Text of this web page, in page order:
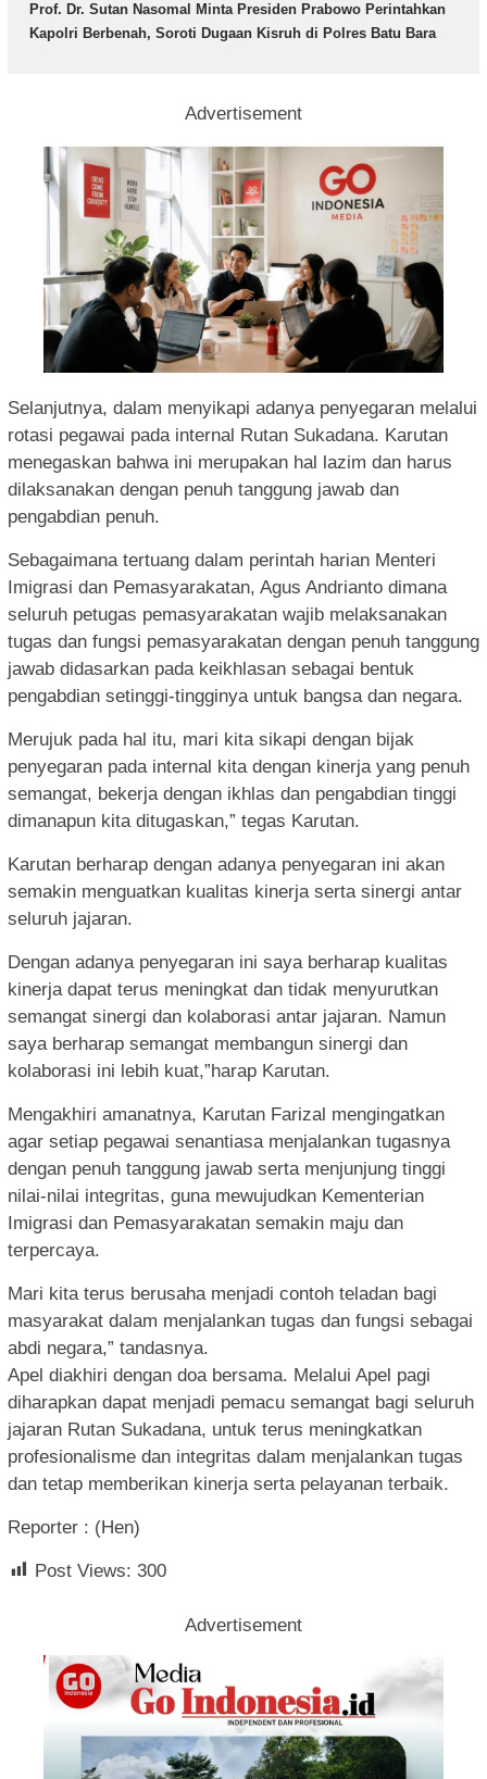
Prof. Dr. Sutan Nasomal Minta Presiden Prabowo Perintahkan
Kapolri Berbenah, Soroti Dugaan Kisruh di Polres Batu Bara
Advertisement
Selanjutnya, dalam menyikapi adanya penyegaran melalui
rotasi pegawai pada internal Rutan Sukadana. Karutan
menegaskan bahwa ini merupakan hal lazim dan harus
dilaksanakan dengan penuh tanggung jawab dan
pengabdian penuh.
Sebagaimana tertuang dalam perintah harian Menteri
Imigrasi dan Pemasyarakatan, Agus Andrianto dimana
seluruh petugas pemasyarakatan wajib melaksanakan
tugas dan fungsi pemasyarakatan dengan penuh tanggung
jawab didasarkan pada keikhlasan sebagai bentuk
pengabdian setinggi-tingginya untuk bangsa dan negara.
Merujuk pada hal itu, mari kita sikapi dengan bijak
penyegaran pada internal kita dengan kinerja yang penuh
semangat, bekerja dengan ikhlas dan pengabdian tinggi
dimanapun kita ditugaskan,” tegas Karutan.
Karutan berharap dengan adanya penyegaran ini akan
semakin menguatkan kualitas kinerja serta sinergi antar
seluruh jajaran.
Dengan adanya penyegaran ini saya berharap kualitas
kinerja dapat terus meningkat dan tidak menyurutkan
semangat sinergi dan kolaborasi antar jajaran. Namun
saya berharap semangat membangun sinergi dan
kolaborasi ini lebih kuat,”harap Karutan.
Mengakhiri amanatnya, Karutan Farizal mengingatkan
agar setiap pegawai senantiasa menjalankan tugasnya
dengan penuh tanggung jawab serta menjunjung tinggi
nilai-nilai integritas, guna mewujudkan Kementerian
Imigrasi dan Pemasyarakatan semakin maju dan
terpercaya.
Mari kita terus berusaha menjadi contoh teladan bagi
masyarakat dalam menjalankan tugas dan fungsi sebagai
abdi negara,” tandasnya.
Apel diakhiri dengan doa bersama. Melalui Apel pagi
diharapkan dapat menjadi pemacu semangat bagi seluruh
jajaran Rutan Sukadana, untuk terus meningkatkan
profesionalisme dan integritas dalam menjalankan tugas
dan tetap memberikan kinerja serta pelayanan terbaik.
Reporter : (Hen)
Post Views: 300
Advertisement